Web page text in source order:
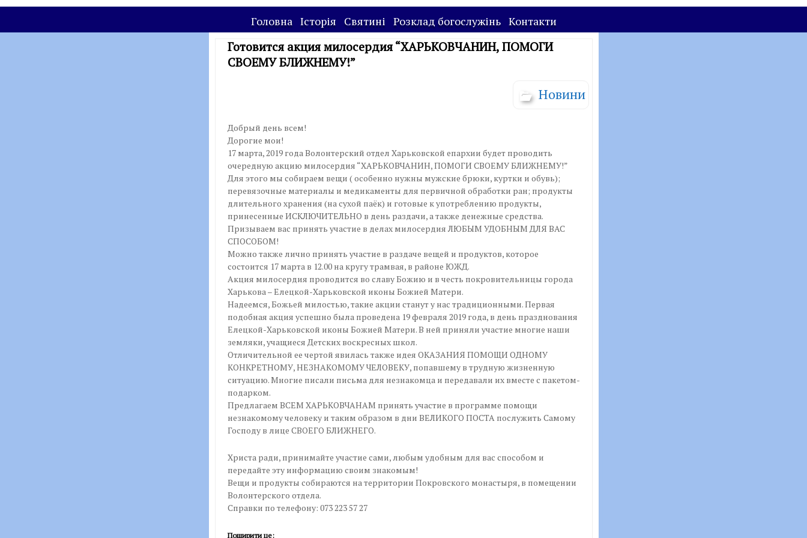
Головна Історія Святині Розклад богослужінь Контакти
Готовится акция милосердия “ХАРЬКОВЧАНИН, ПОМОГИ
СВОЕМУ БЛИЖНЕМУ!”
Новини
Добрый день всем!
Дорогие мои!
17 марта, 2019 года Волонтерский отдел Харьковской епархии будет проводить
очередную акцию милосердия “ХАРЬКОВЧАНИН, ПОМОГИ СВОЕМУ БЛИЖНЕМУ!”
Для этого мы собираем вещи ( особенно нужны мужские брюки, куртки и обувь);
перевязочные материалы и медикаменты для первичной обработки ран; продукты
длительного хранения (на сухой паёк) и готовые к употреблению продукты,
принесенные ИСКЛЮЧИТЕЛЬНО в день раздачи, а также денежные средства.
Призываем вас принять участие в делах милосердия ЛЮБЫМ УДОБНЫМ ДЛЯ ВАС
СПОСОБОМ!
Можно также лично принять участие в раздаче вещей и продуктов, которое
состоится 17 марта в 12.00 на кругу трамвая, в районе ЮЖД.
Акция милосердия проводится во славу Божию и в честь покровительницы города
Харькова – Елецкой-Харьковской иконы Божией Матери.
Надеемся, Божьей милостью, такие акции станут у нас традиционными. Первая
подобная акция успешно была проведена 19 февраля 2019 года, в день празднования
Елецкой-Харьковской иконы Божией Матери. В ней приняли участие многие наши
земляки, учащиеся Детских воскресных школ.
Отличительной ее чертой явилась также идея ОКАЗАНИЯ ПОМОЩИ ОДНОМУ
КОНКРЕТНОМУ, НЕЗНАКОМОМУ ЧЕЛОВЕКУ, попавшему в трудную жизненную
ситуацию. Многие писали письма для незнакомца и передавали их вместе с пакетом-
подарком.
Предлагаем ВСЕМ ХАРЬКОВЧАНАМ принять участие в программе помощи
незнакомому человеку и таким образом в дни ВЕЛИКОГО ПОСТА послужить Самому
Господу в лице СВОЕГО БЛИЖНЕГО.
Христа ради, принимайте участие сами, любым удобным для вас способом и
передайте эту информацию своим знакомым!
Вещи и продукты собираются на территории Покровского монастыря, в помещении
Волонтерского отдела.
Справки по телефону: 073 223 57 27
Поширити це: